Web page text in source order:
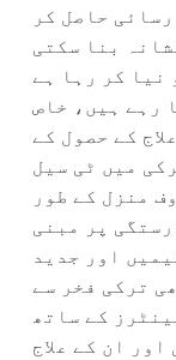
حاصل کر
بنا سکتی
نیا کر رہا ہے
رہے ہیں، خاص
کے حصول کے
میں ٹی سیل
منزل کے طور
پر مبنی
اور جدید
ترکی فخر سے
کے ساتھ
ان کے علاج